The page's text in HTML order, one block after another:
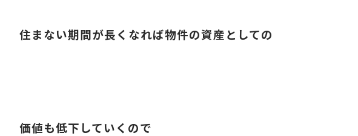
住まない期間が長くなれば物件の資産としての
価値も低下していくので